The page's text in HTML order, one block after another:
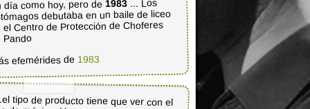
día como hoy, pero de1983 ... Los
debutaba en un baile de liceo
el Centro de Protección de Choferes
Pando
efemérides de 1983
tipo de producto tiene que ver con el
de música. Una cosa popular, por
de estrato medio bajo, sería una
tropical; la música de rocanrol es
los jóvenes de clase media; a la alta
que enganchar por el lado del
o por la música de los Beach Boys.
cosas hay que estudiarlas según el